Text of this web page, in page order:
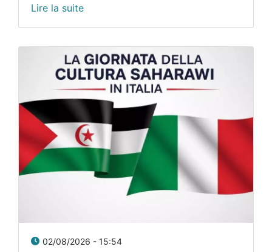
Lire la suite
02/08/2026 - 15:54